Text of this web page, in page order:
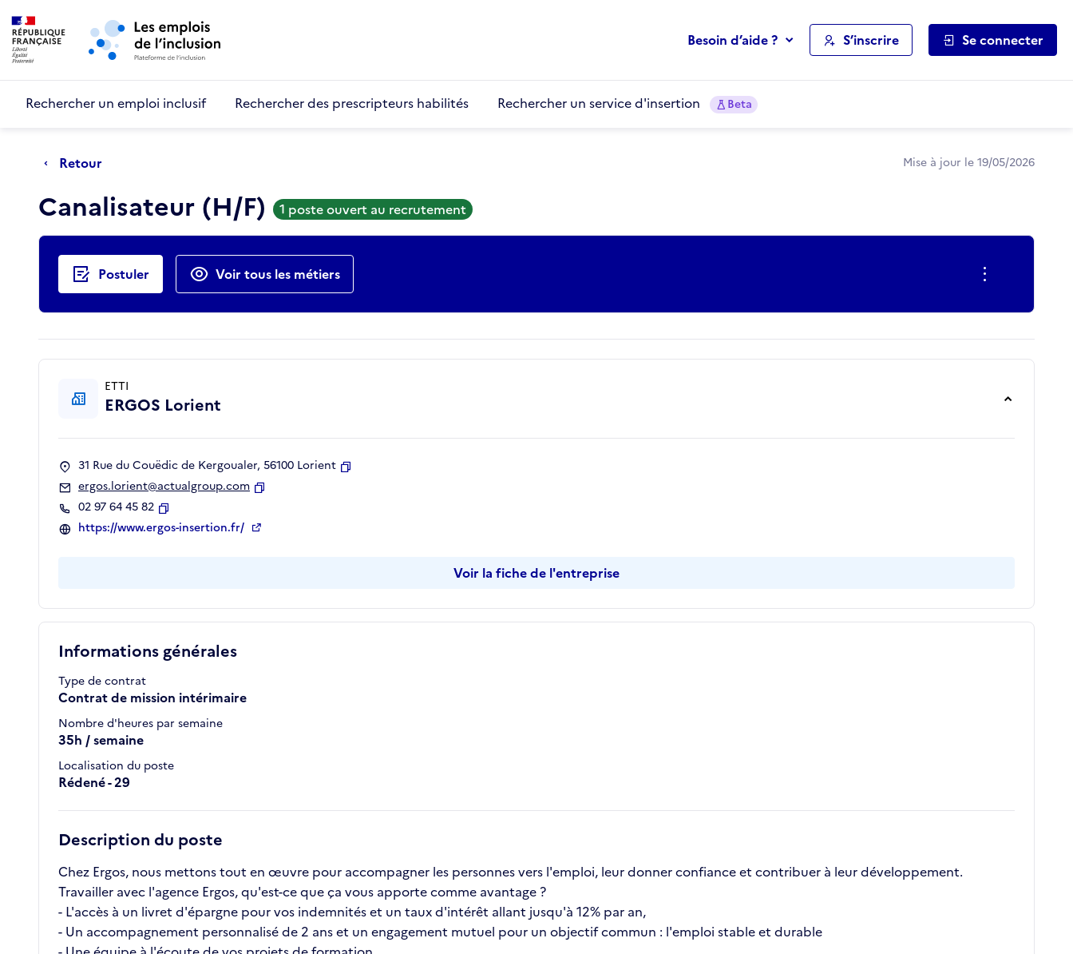
Aller au menu principal
Besoin d’aide ? S’inscrire Se connecter
Rechercher un emploi inclusif Rechercher des prescripteurs habilités Rechercher un service d'insertion Beta
Retour Mise à jour le 19/05/2026
Canalisateur (H/F) 1 poste ouvert au recrutement
Actions rapides
Postuler Voir tous les métiers
Informations générales
Type de contrat
Contrat de mission intérimaire
Nombre d'heures par semaine
35h / semaine
Localisation du poste
Rédené - 29
Description du poste
Chez Ergos, nous mettons tout en œuvre pour accompagner les personnes vers l'emploi, leur donner confiance et contribuer à leur développement.
Travailler avec l'agence Ergos, qu'est-ce que ça vous apporte comme avantage ?
- L'accès à un livret d'épargne pour vos indemnités et un taux d'intérêt allant jusqu'à 12% par an,
- Un accompagnement personnalisé de 2 ans et un engagement mutuel pour un objectif commun : l'emploi stable et durable
ETTI
ERGOS Lorient
31 Rue du Couëdic de Kergoualer, 56100 Lorient
ergos.lorient@actualgroup.com
02 97 64 45 82
Copier
https://www.ergos-insertion.fr/
Voir la fiche de l'entreprise